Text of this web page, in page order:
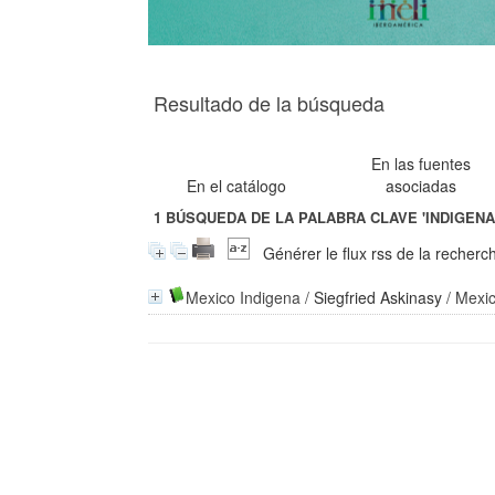
Resultado de la búsqueda
En el catálogo
En las fuentes
asociadas
1 BÚSQUEDA DE LA PALABRA CLAVE
Générer le flux rss de la
Mexico Indigena /Siegfried Askinasy /